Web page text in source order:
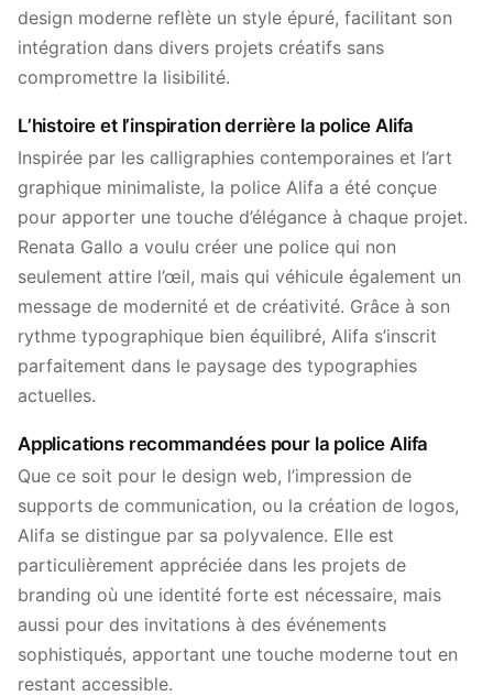
design moderne reflète un style épuré, facilitant son
intégration dans divers projets créatifs sans
compromettre la lisibilité.
L’histoire et l’inspiration derrière la police Alifa
Inspirée par les calligraphies contemporaines et l’art
graphique minimaliste, la police Alifa a été conçue
pour apporter une touche d’élégance à chaque projet.
Renata Gallo a voulu créer une police qui non
seulement attire l’œil, mais qui véhicule également un
message de modernité et de créativité. Grâce à son
rythme typographique bien équilibré, Alifa s’inscrit
parfaitement dans le paysage des typographies
actuelles.
Applications recommandées pour la police Alifa
Que ce soit pour le design web, l’impression de
supports de communication, ou la création de logos,
Alifa se distingue par sa polyvalence. Elle est
particulièrement appréciée dans les projets de
branding où une identité forte est nécessaire, mais
aussi pour des invitations à des événements
sophistiqués, apportant une touche moderne tout en
restant accessible.